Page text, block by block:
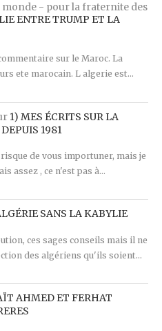
- pour la fraternite des
ENTRE TRUMP ET LA
sur le Maroc. La
ete marocain. L algerie est…
1) MES ÉCRITS SUR LA
1981
de vous importuner, mais je
assez , ce n'est pas à…
SANS LA KABYLIE
ces sages conseils mais il ne
des algériens qu'ils soient…
AHMED ET FERHAT